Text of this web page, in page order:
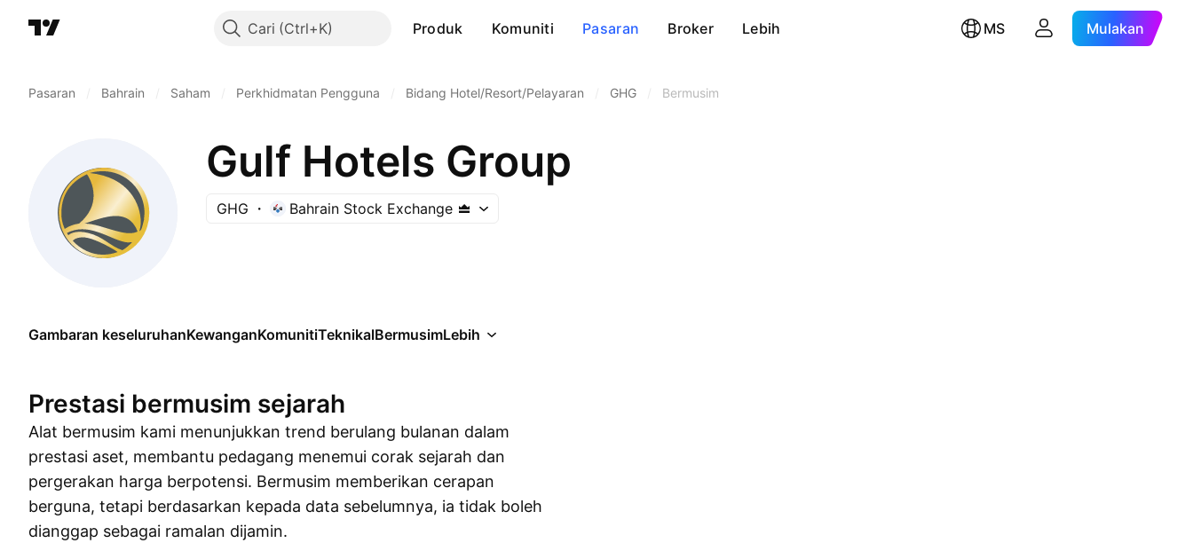
Cari Produk Komuniti Pasaran Broker Lebih MS Mulakan
Pasaran Bahrain Saham Perkhidmatan Pengguna Bidang Hotel/Resort/Pelayaran GHG Bermusim
Gulf Hotels Group
GHG Bahrain Stock Exchange
Gambaran keseluruhanKewanganKomunitiTeknikalBermusimLebih
Prestasi bermusim sejarah
Alat bermusim kami menunjukkan trend berulang bulanan dalam
prestasi aset, membantu pedagang menemui corak sejarah dan
pergerakan harga berpotensi. Bermusim memberikan cerapan
berguna, tetapi berdasarkan kepada data sebelumnya, ia tidak boleh
dianggap sebagai ramalan dijamin.